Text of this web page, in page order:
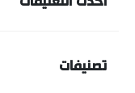
تصنيفات